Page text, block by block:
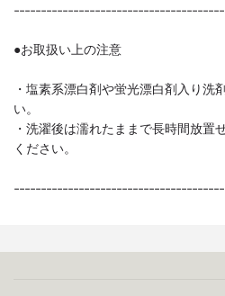
●お取扱い上の注意
・塩素系漂白剤や蛍光漂白剤入り洗
い。
・洗濯後は濡れたままで長時間放置
ください。